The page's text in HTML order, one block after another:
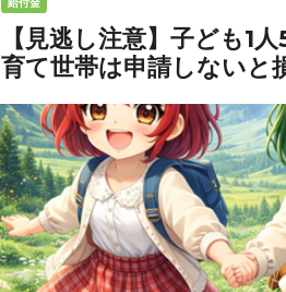
給付金
【見逃し注意】子ども1
育て世帯は申請しないと